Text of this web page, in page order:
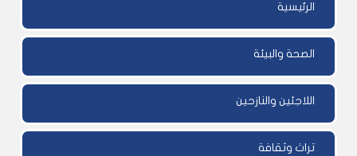
الرئيسية
الصحة والبيئة
اللاجئين والنازحين
تراث وثقافة